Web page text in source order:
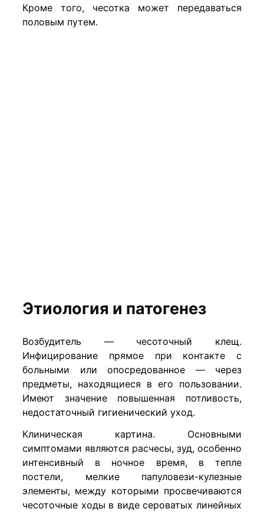
Кроме того, чесотка может передаваться
половым путем.
Этиология и патогенез
Возбудитель — чесоточный клещ.
Инфицирование прямое при контакте с
больными или опосредованное — через
предметы, находящиеся в его пользовании.
Имеют значение повышенная потливость,
недостаточный гигиенический уход.
Клиническая картина. Основными
симптомами являются расчесы, зуд, особенно
интенсивный в ночное время, в тепле
постели, мелкие папуловези-кулезные
элементы, между которыми просвечиваются
чесоточные ходы в виде сероватых линейных